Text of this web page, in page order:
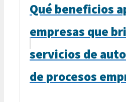
Qué beneficios
empresas que
servicios de
de procesos